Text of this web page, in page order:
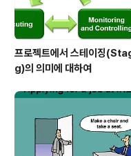
프로젝트에서 스테이징
g)의 의미에 대하여